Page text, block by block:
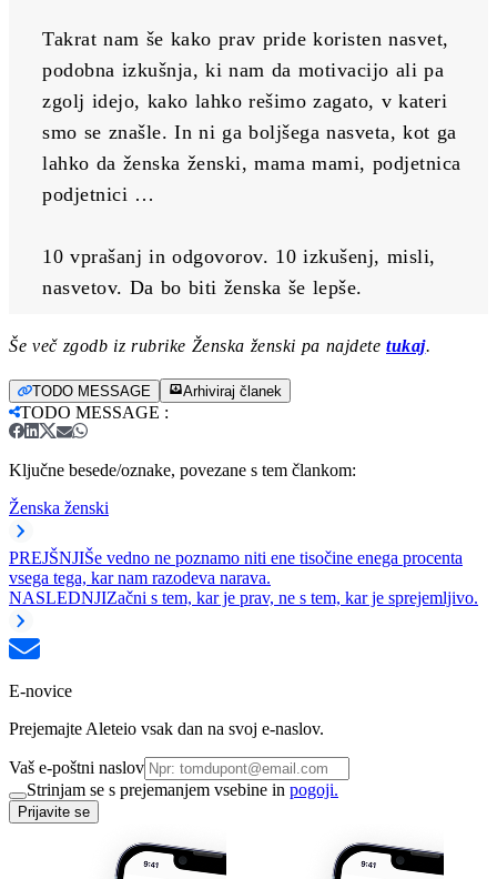
Takrat nam še kako prav pride koristen nasvet,
podobna izkušnja, ki nam da motivacijo ali pa
zgolj idejo, kako lahko rešimo zagato, v kateri
smo se znašle. In ni ga boljšega nasveta, kot ga
lahko da ženska ženski, mama mami, podjetnica
podjetnici …
10 vprašanj in odgovorov. 10 izkušenj, misli,
nasvetov. Da bo biti ženska še lepše.
Še več zgodb iz rubrike Ženska ženski pa najdete tukaj.
TODO MESSAGE Arhiviraj članek
TODO MESSAGE :
Ključne besede/oznake, povezane s tem člankom:
Ženska ženski
PREJŠNJIŠe vedno ne poznamo niti ene tisočine enega procenta
vsega tega, kar nam razodeva narava.
NASLEDNJIZačni s tem, kar je prav, ne s tem, kar je sprejemljivo.
E-novice
Prejemajte Aleteio vsak dan na svoj e-naslov.
Vaš e-poštni naslov
Strinjam se s prejemanjem vsebine in pogoji.
Prijavite se